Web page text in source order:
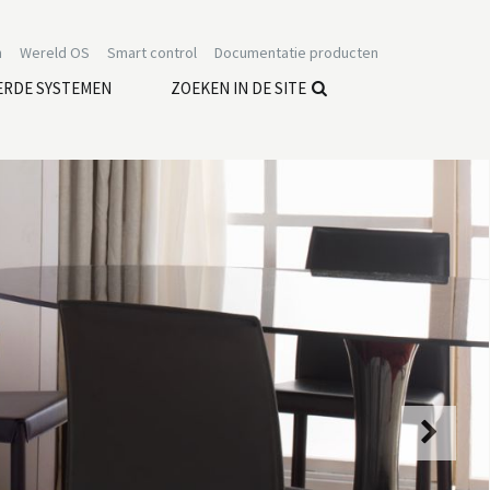
Documentatie producten
Smart control
Wereld OS
SYSTEMEN ZOEKEN IN DE SITE